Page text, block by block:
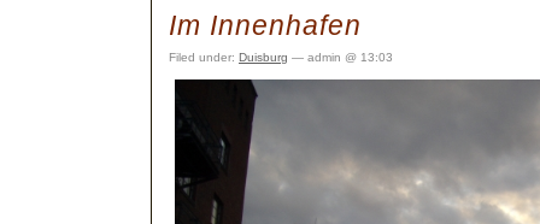
Im Innenhafen
Filed under: Duisburg — admin @ 13:03